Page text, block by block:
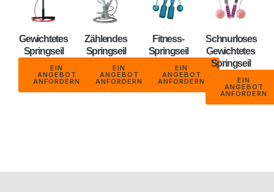
Gewichtetes
Springseil
EIN
ANGEBOT
ANFORDERN
Zählendes
Springseil
EIN
ANGEBOT
ANFORDERN
Fitness-
Springseil
EIN
ANGEBOT
ANFORDERN
Schnurloses
Gewichtetes
Springseil
EIN
ANGEBOT
ANFORDERN